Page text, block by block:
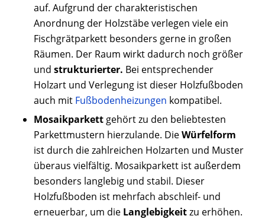
auf. Aufgrund der charakteristischen
Anordnung der Holzstäbe verlegen viele ein
Fischgrätparkett besonders gerne in großen
Räumen. Der Raum wirkt dadurch noch größer
und strukturierter. Bei entsprechender
Holzart und Verlegung ist dieser Holzfußboden
auch mit Fußbodenheizungen kompatibel.
Mosaikparkettgehört zu den beliebtesten
Parkettmustern hierzulande. DieWürfelform
ist durch die zahlreichen Holzarten und Muster
überaus vielfältig. Mosaikparkett ist außerdem
besonders langlebig und stabil. Dieser
Holzfußboden ist mehrfach abschleif- und
erneuerbar, um die Langlebigkeitzu erhöhen.